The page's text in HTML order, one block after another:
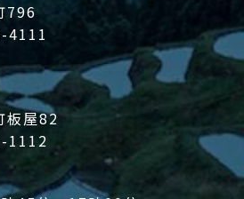
796
4111
板屋82
1112